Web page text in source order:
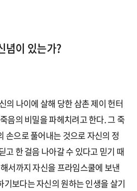
념이 있는가?
의 나이에 살해 당한 삼촌 제이 헌터
음의 비밀을 파헤치려고 한다. 그 죽
손으로 풀어내는 것으로 자신의 정
고 한 걸음 나아갈 수 있다고 믿기 때
서까지 자신을 프라임스쿨에 보낸
기보다는 자신의 원하는 인생을 살기